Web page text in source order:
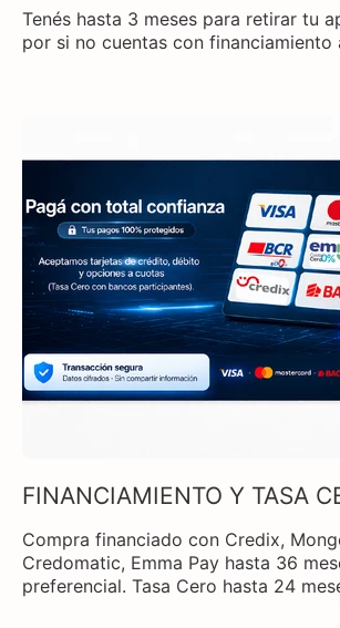
Tenés hasta 3 meses para retirar tu
por si no cuentas con financiamiento
FINANCIAMIENTO Y TASA
Compra financiado con Credix,
Credomatic, Emma Pay hasta 36
preferencial. Tasa Cero hasta 24